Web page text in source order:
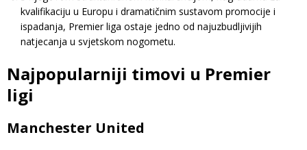
kvalifikaciju u Europu i dramatičnim sustavom promocije i
ispadanja, Premier liga ostaje jedno od najuzbudljivijih
natjecanja u svjetskom nogometu.
Najpopularniji timovi u Premier
ligi
Manchester United